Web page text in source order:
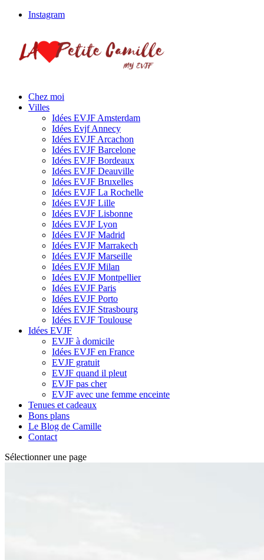
Instagram
Chez moi
Villes
Idées EVJF Amsterdam
Idées Evjf Annecy
Idées EVJF Arcachon
Idées EVJF Barcelone
Idées EVJF Bordeaux
Idées EVJF Deauville
Idées EVJF Bruxelles
Idées EVJF La Rochelle
Idées EVJF Lille
Idées EVJF Lisbonne
Idées EVJF Lyon
Idées EVJF Madrid
Idées EVJF Marrakech
Idées EVJF Marseille
Idées EVJF Milan
Idées EVJF Montpellier
Idées EVJF Paris
Idées EVJF Porto
Idées EVJF Strasbourg
Idées EVJF Toulouse
Idées EVJF
EVJF à domicile
Idées EVJF en France
EVJF gratuit
EVJF quand il pleut
EVJF pas cher
EVJF avec une femme enceinte
Tenues et cadeaux
Bons plans
Le Blog de Camille
Contact
Sélectionner une page